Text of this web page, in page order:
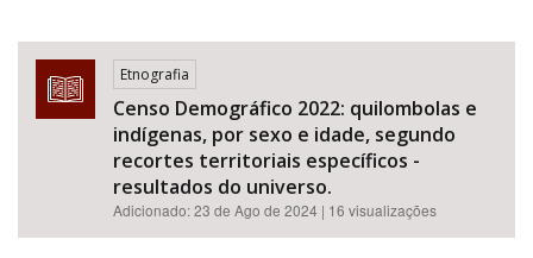
Etnografia
Censo Demográfico 2022: quilombolas e
indígenas, por sexo e idade, segundo
recortes territoriais específicos -
resultados do universo.
Adicionado:23 de Ago de 2024 | 16 visualizações